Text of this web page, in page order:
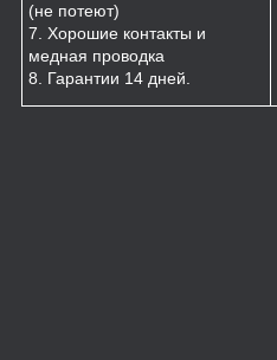
(не потеют)
7. Хорошие контакты и
медная проводка
8. Гарантии 14 дней.